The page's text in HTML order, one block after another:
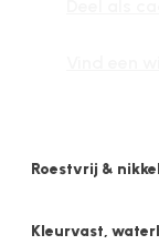
Roestvrij &
Kleurvast,